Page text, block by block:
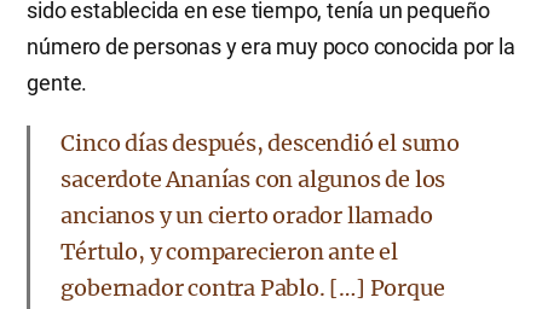
sido establecida en ese tiempo, tenía un pequeño
número de personas y era muy poco conocida por la
gente.
Cinco días después, descendió el sumo
sacerdote Ananías con algunos de los
ancianos y un cierto orador llamado
Tértulo, y comparecieron ante el
gobernador contra Pablo. […] Porque